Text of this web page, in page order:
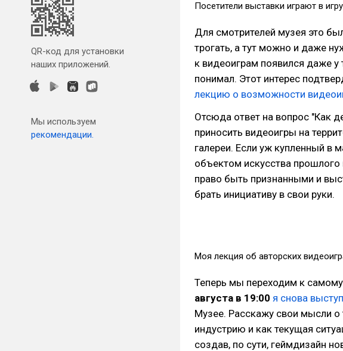
QR-код для установки
наших приложений.
Мы используем
рекомендации.
Посетители выставки играют в
Для смотрителей музея это
трогать, а тут можно и даже
к видеоиграм появился даже у
понимал. Этот интерес
лекцию о возможности
Отсюда ответ на вопрос "Как
приносить видеоигры на
галереи. Если уж купленный в
объектом искусства
право быть признанными и
брать инициативу в свои руки.
Моя лекция об авторских
Теперь мы переходим к
августа в 19:00 я снова
Музее. Расскажу свои мысли
индустрию и как текущая
создав, по сути, геймдизайн